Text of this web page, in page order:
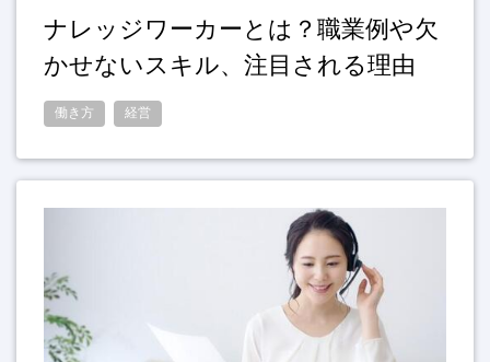
ナレッジワーカーとは？職業例や欠
かせないスキル、注目される理由
働き方 経営